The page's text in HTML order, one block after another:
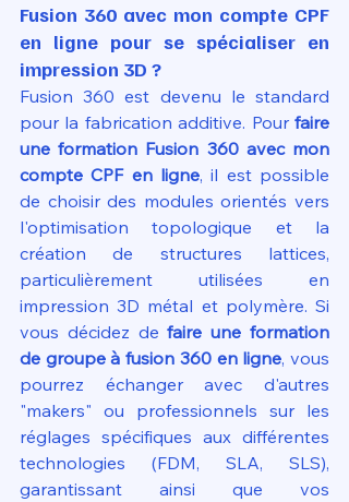
Fusion 360 avec mon compte CPF
en ligne pour se spécialiser en
impression 3D ?
Fusion 360 est devenu le standard
pour la fabrication additive. Pour faire
une formation Fusion 360 avec mon
compte CPF en ligne, il est possible
de choisir des modules orientés vers
l'optimisation topologique et la
création de structures lattices,
particulièrement utilisées en
impression 3D métal et polymère. Si
vous décidez de faire une formation
de groupe à fusion 360 en ligne, vous
pourrez échanger avec d'autres
"makers" ou professionnels sur les
réglages spécifiques aux différentes
technologies (FDM, SLA, SLS),
garantissant ainsi que vos